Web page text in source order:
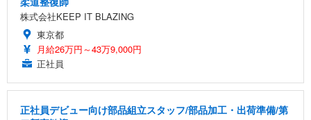
株式会社KEEP IT BLAZING
東京都
月給26万円～43万9,000円
正社員
正社員デビュー向け部品組立スタッフ/部品加工・出荷準備/第